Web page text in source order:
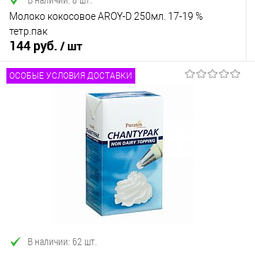
Молоко кокосовое AROY-D 250мл. 17-19 %
тетр.пак
144 руб. / шт
Купить в 1 клик
Сравнение
В наличии
ОСОБЫЕ УСЛОВИЯ ДОСТАВКИ
В наличии: 62 шт.